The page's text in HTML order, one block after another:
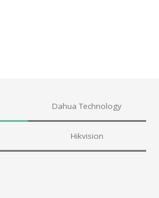
Dahua Technology
Hikvision